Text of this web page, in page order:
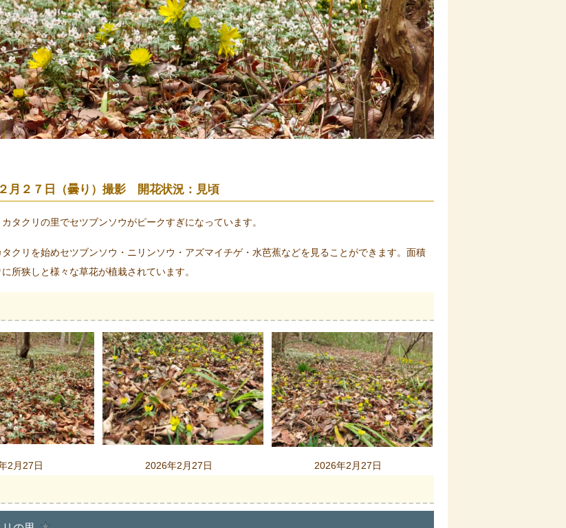
月２７日（曇り）撮影 開花状況：見頃
タクリの里でセツブンソウがピークすぎになっています。
クリを始めセツブンソウ・ニリンソウ・アズマイチゲ・水芭蕉などを見ることができます。面積
所狭しと様々な草花が植栽されています。
2月27日 2026年2月27日 2026年2月27日